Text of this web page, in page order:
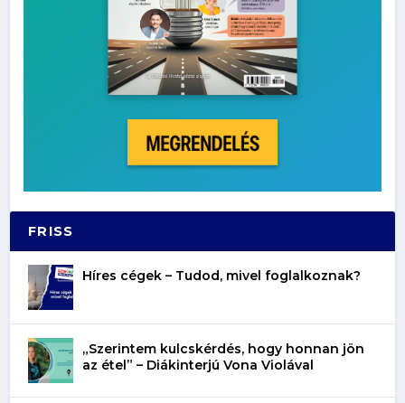
FRISS
Híres cégek – Tudod, mivel foglalkoznak?
„Szerintem kulcskérdés, hogy honnan jön
az étel” – Diákinterjú Vona Violával